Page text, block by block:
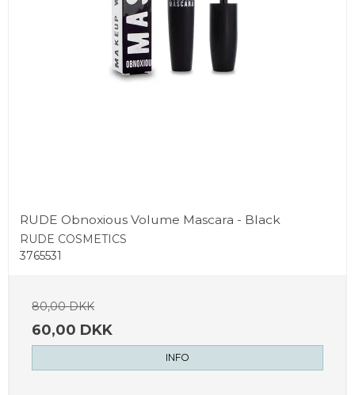
RUDE Obnoxious Volume Mascara - Black
RUDE COSMETICS
3765531
80,00 DKK
60,00 DKK
INFO